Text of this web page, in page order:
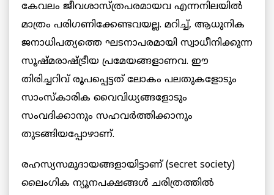
കേവലം ജീവശാസ്ത്രപരമായവ എന്നനിലയില്‍
മാത്രം പരിഗണിക്കേണ്ടവയല്ല. മറിച്ച്, ആധുനിക
ജനാധിപത്യത്തെ ഘടനാപരമായി സ്വാധീനിക്കുന്ന
സൂഷ്മരാഷ്ട്രീയ പ്രമേയങ്ങളാണവ. ഈ
തിരിച്ചറിവ് രൂപപ്പെട്ടത് ലോകം പലതുകളോടും
സാംസ്‌കാരിക വൈവിധ്യങ്ങളോടും
സംവദിക്കാനും സഹവര്‍ത്തിക്കാനും
തുടങ്ങിയപ്പോഴാണ്.
രഹസ്യസമുദായങ്ങളായിട്ടാണ് (secret society)
ലൈംഗിക ന്യൂനപക്ഷങ്ങള്‍ ചരിത്രത്തില്‍